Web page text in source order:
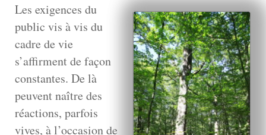
Les exigences du
public vis à vis du
cadre de vie
s’affirment de façon
constantes. De là
peuvent naître des
réactions, parfois
vives, à l’occasion de